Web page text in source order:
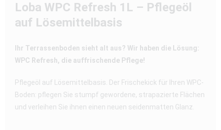
Loba WPC Refresh 1L – Pflegeöl
auf Lösemittelbasis
Ihr Terrassenboden sieht alt aus? Wir haben die Lösung:
WPC Refresh, die auffrischende Pflege!
Pflegeöl auf Lösemittelbasis. Der Frischekick für Ihren WPC-
Boden: pflegen Sie stumpf gewordene, strapazierte Flächen
und verleihen Sie ihnen einen neuen seidenmatten Glanz.